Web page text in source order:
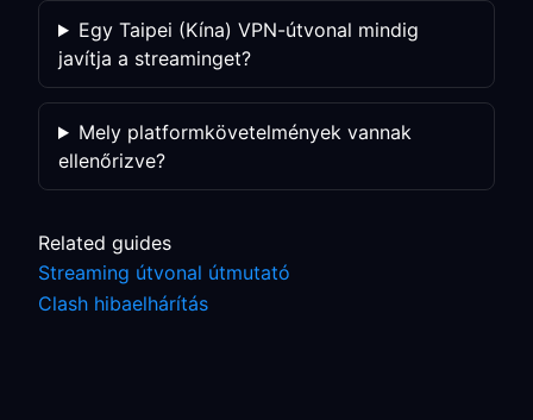
Egy Taipei (Kína) VPN-útvonal mindig
javítja a streaminget?
Mely platformkövetelmények vannak
ellenőrizve?
Related guides
Streaming útvonal útmutató
Clash hibaelhárítás